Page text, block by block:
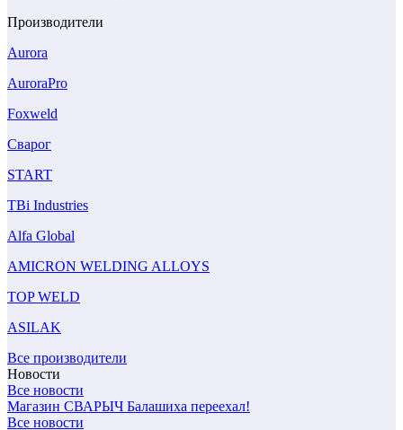
Производители
Aurora
AuroraPro
Foxweld
Сварог
START
TBi Industries
Alfa Global
AMICRON WELDING ALLOYS
TOP WELD
ASILAK
Все производители
Новости
Все новости
Магазин СВАРЫЧ Балашиха переехал!
Все новости